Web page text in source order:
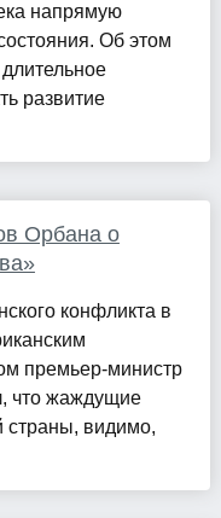
напрямую
Об этом
развитие
Орбана о
конфликта в
премьер-министр
что жаждущие
страны, видимо,